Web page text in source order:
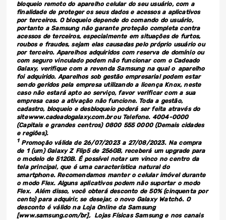
bloqueio remoto do aparelho celular do seu usuário, com a
finalidade de proteger os seus dados e acessos a aplicativos
por terceiros. O bloqueio depende do comando do usuário,
portanto a Samsung não garante proteção completa contra
acessos de terceiros, especialmente em situações de furtos,
roubos e fraudes, sejam elas causadas pelo próprio usuário ou
por terceiro. Aparelhos adquiridos com reserva de domínio ou
com seguro vinculado podem não funcionar com o Cadeado
Galaxy, verifique com a revenda Samsung na qual o aparelho
foi adquirido. Aparelhos sob gestão empresarial podem estar
sendo geridos pela empresa utilizando a licença Knox, neste
caso não estará apto ao serviço, favor verificar com a sua
empresa caso a ativação não funcione. Toda a gestão,
cadastro, bloqueio e desbloqueio poderá ser feita através do
site www.cadeadogalaxy.com.br ou Telefone. 4004-0000
(Capitais e grandes centros) 0800 555 0000 (Demais cidades
e regiões).
1Promoção válida de 26/07/2023 a 27/08/2023. Na compra
de 1 (um) Galaxy Z Flip5 de 256GB, receberá um upgrade para
o modelo de 512GB. É possível notar um vinco no centro da
tela principal, que é uma característica natural do
smartphone. Recomendamos manter o celular imóvel durante
o modo Flex. Alguns aplicativos podem não suportar o modo
Flex. Além disso, você obterá desconto de 50% (cinquenta por
cento) para adquirir, se desejar, o novo Galaxy Watch6. O
desconto é válido na Loja Online da Samsung
[www.samsung.com/br], Lojas Físicas Samsung e nos canais